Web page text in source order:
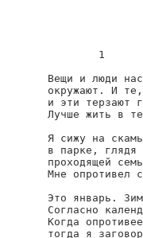
        1
Вещи и люди нас
окружают. И те,
и эти терзают
Лучше жить в
Я сижу на
в парке, глядя
проходящей
Мне опротивел
Это январь.
Согласно
Когда
тогда я